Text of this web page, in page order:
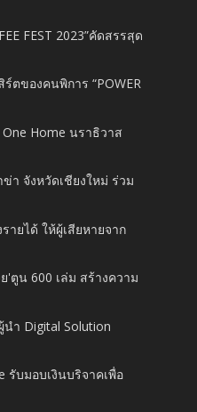
FEST 2023”คัดสรรสุด
ตของคนพิการ “POWER
Home นราธิวาส
า จังหวัดเชียงใหม่ ร่วม
ายได้ ให้ผู้เสียหายจาก
'ตูน 600 เล่ม สร้างความ
ำ Digital Solution
รับมอบเงินบริจาคเพื่อ